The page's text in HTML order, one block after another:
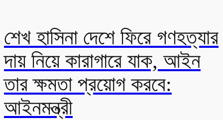
শেখ হাসিনা দেশে ফিরে গণহত্যার
দায় নিয়ে কারাগারে যাক, আইন
তার ক্ষমতা প্রয়োগ করবে:
আইনমন্ত্রী